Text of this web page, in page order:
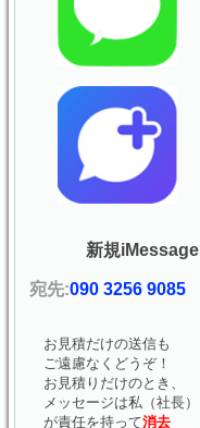
新規iMessage
宛先:090 3256 9085
お見積だけの送信も
ご遠慮なくどうぞ！
お見積りだけのとき、
メッセージは私（社長）
が責任を持って消去